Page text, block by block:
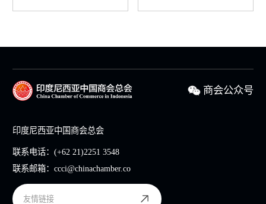
商会公众号
印度尼西亚中国商会总会
联系电话： (+62 21)2251 3548
联系邮箱： ccci@chinachamber.co
友情链接